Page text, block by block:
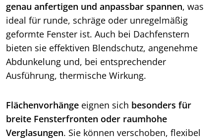
genau anfertigen und anpassbar spannen, was
ideal für runde, schräge oder unregelmäßig
geformte Fenster ist. Auch bei Dachfenstern
bieten sie effektiven Blendschutz, angenehme
Abdunkelung und, bei entsprechender
Ausführung, thermische Wirkung.
Flächenvorhänge eignen sich besonders für
breite Fensterfronten oder raumhohe
Verglasungen. Sie können verschoben, flexibel